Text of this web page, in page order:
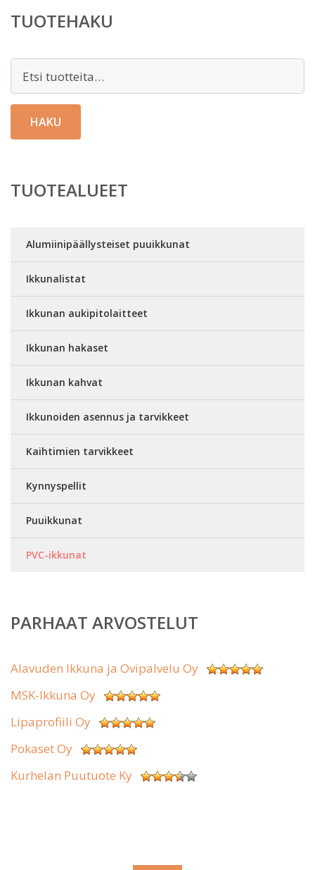
TUOTEHAKU
HAKU
TUOTEALUEET
Alumiinipäällysteiset puuikkunat
Ikkunalistat
Ikkunan aukipitolaitteet
Ikkunan hakaset
Ikkunan kahvat
Ikkunoiden asennus ja tarvikkeet
Kaihtimien tarvikkeet
Kynnyspellit
Puuikkunat
PVC-ikkunat
PARHAAT ARVOSTELUT
Alavuden Ikkuna ja Ovipalvelu Oy
MSK-Ikkuna Oy
Lipaprofiili Oy
Pokaset Oy
Kurhelan Puutuote Ky